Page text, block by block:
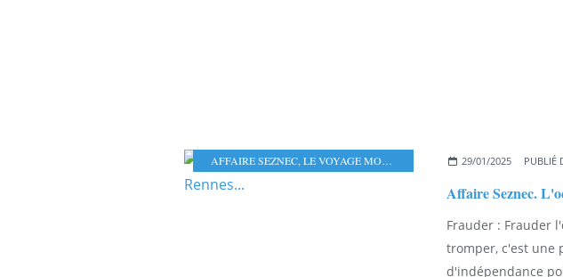
AFFAIRE SEZNEC, LE VOYAGE MORLAIX-PARIS-MORLAIX ,RENNES
29/01/2025 PUBLIÉ
Affaire Seznec.
Frauder : Frauder
tromper, c'est une
d'indépendance